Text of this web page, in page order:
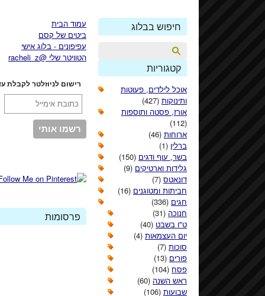
עמוד הבית
ביטים של קסם
עפיפונים - בלוג אישי
הטוויטר שלי @racheli_z
רישום לניוזלטר לקבלת
פרסומות
חיפוש בבלוג
קטגוריות
אוכל לילדים, פעוטות
ותינוקות (427)
אורז, פסטה ותוספות
(112)
ארוחות (46)
ברלין (1)
בשר, עוף ודגים (150)
גלידות וארטיקים (9)
דונאטס (7)
חביתות ומטוגנים (16)
חגים (336)
חנוכה (31)
ט"ו בשבט (40)
יום העצמאות (4)
סוכות (7)
פורים (13)
פסח (104)
ראש השנה (60)
שבועות (106)